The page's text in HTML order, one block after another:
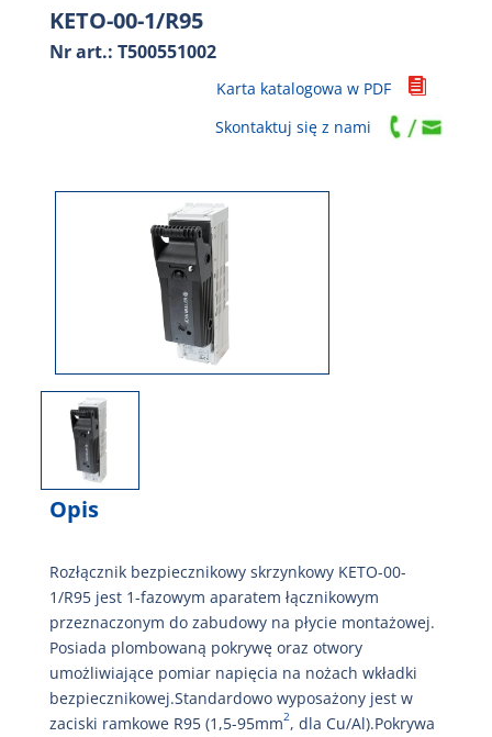
KETO-00-1/R95
Nr art.: T500551002

Karta katalogowa w PDF
Skontaktuj się z nami
Opis
Rozłącznik bezpiecznikowy skrzynkowy KETO-00-
1/R95 jest 1-fazowym aparatem łącznikowym
przeznaczonym do zabudowy na płycie montażowej.
Posiada plombowaną pokrywę oraz otwory
umożliwiające pomiar napięcia na nożach wkładki
bezpiecznikowej.Standardowo wyposażony jest w
zaciski ramkowe R95 (1,5-95mm2, dla Cu/Al).Pokrywa